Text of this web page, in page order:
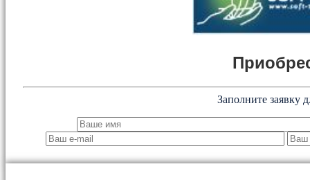
Заполните заявку